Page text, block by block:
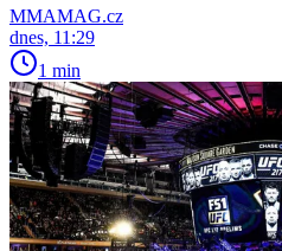
MMAMAG.cz
dnes, 11:29
1 min